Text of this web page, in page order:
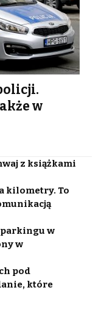
w
z książkami
kilometry. To
parkingu w
w
pod
które